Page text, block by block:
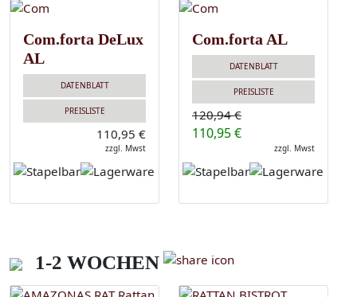
Com.forta DeLux
AL
DATENBLATT
PREISLISTE
110,95 €
zzgl. Mwst
Com.forta AL
DATENBLATT
PREISLISTE
120,94 €
110,95 €
zzgl. Mwst
1-2 WOCHEN